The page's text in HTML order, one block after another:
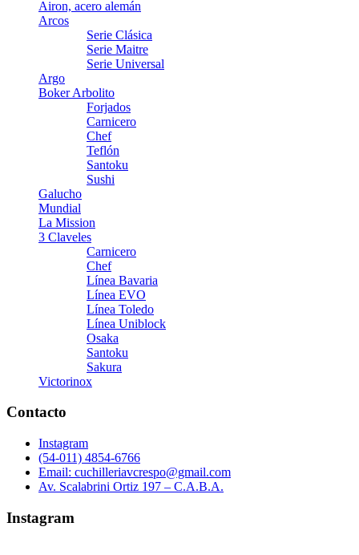
Airon, acero alemán
Arcos
Serie Clásica
Serie Maitre
Serie Universal
Argo
Boker Arbolito
Forjados
Carnicero
Chef
Teflón
Santoku
Sushi
Galucho
Mundial
La Mission
3 Claveles
Carnicero
Chef
Línea Bavaria
Línea EVO
Línea Toledo
Línea Uniblock
Osaka
Santoku
Sakura
Victorinox
Contacto
Instagram
(54-011) 4854-6766
Email: cuchilleriavcrespo@gmail.com
Av. Scalabrini Ortiz 197 – C.A.B.A.
Instagram